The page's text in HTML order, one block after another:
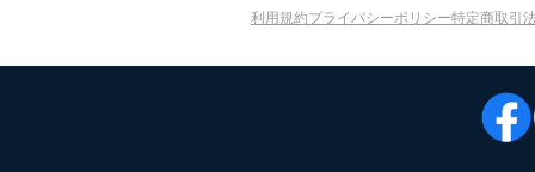
利用規約プライバシーポリシー特定商取引